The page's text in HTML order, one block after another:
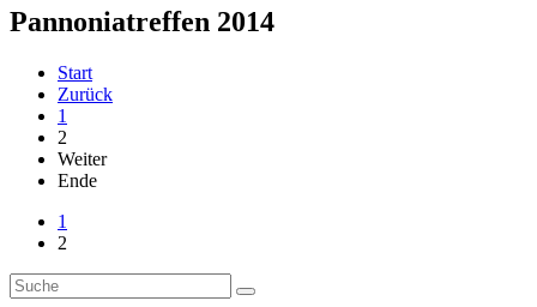
Pannoniatreffen 2014
Start
Zurück
1
2
Weiter
Ende
1
2